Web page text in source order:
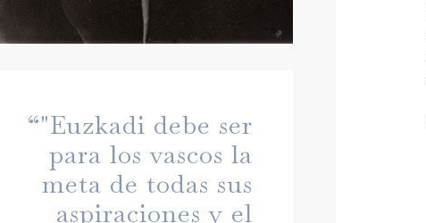
“"Euzkadi debe ser
para los vascos la
meta de todas sus
aspiraciones y el